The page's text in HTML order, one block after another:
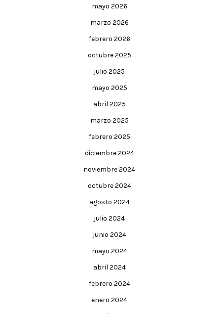
mayo 2026
marzo 2026
febrero 2026
octubre 2025
julio 2025
mayo 2025
abril 2025
marzo 2025
febrero 2025
diciembre 2024
noviembre 2024
octubre 2024
agosto 2024
julio 2024
junio 2024
mayo 2024
abril 2024
febrero 2024
enero 2024